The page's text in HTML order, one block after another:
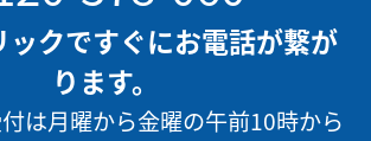
ックですぐにお電話が繋が
ります。
は月曜から金曜の午前10時から